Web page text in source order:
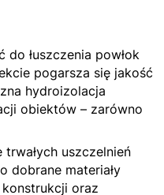
łuszczenia powłok
pogarsza się jakość
hydroizolacja
obiektów – zarówno
uszczelnień
dobrane materiały
oraz